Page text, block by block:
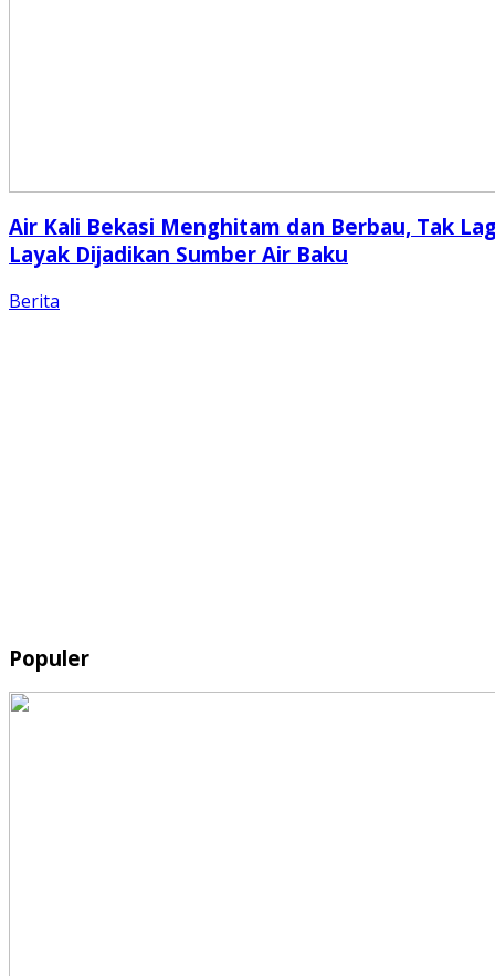
Air Kali Bekasi Menghitam dan Berbau, Tak
Layak Dijadikan Sumber Air Baku
Berita
Populer